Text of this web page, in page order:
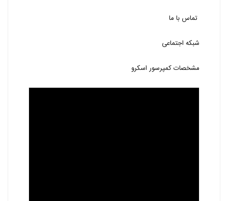
تماس با ما
شبکه اجتماعی
مشخصات کمپرسور اسکرو